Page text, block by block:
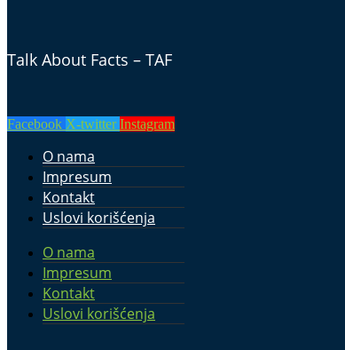
Talk About Facts – TAF
Facebook X-twitter Instagram
O nama
Impresum
Kontakt
Uslovi korišćenja
O nama
Impresum
Kontakt
Uslovi korišćenja